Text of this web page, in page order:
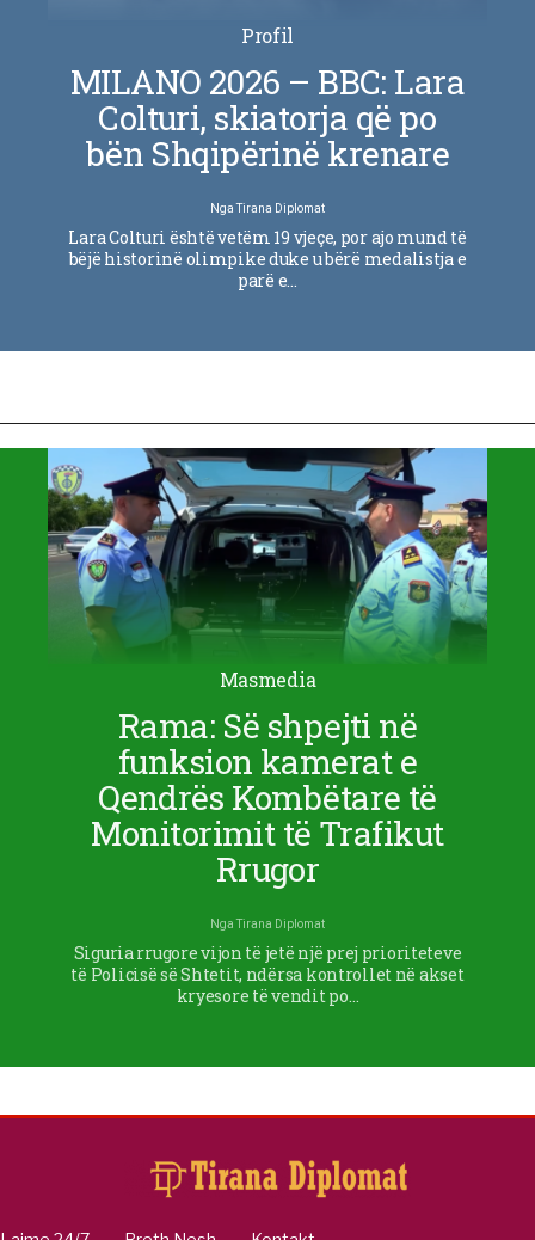
Profil
MILANO 2026 – BBC: Lara
Colturi, skiatorja që po
bën Shqipërinë krenare
NgaTirana Diplomat
Lara Colturi është vetëm 19 vjeçe, por ajo mund të
bëjë historinë olimpike duke u bërë medalistja e
parë e…
Masmedia
Rama: Së shpejti në
funksion kamerat e
Qendrës Kombëtare të
Monitorimit të Trafikut
Rrugor
NgaTirana Diplomat
Siguria rrugore vijon të jetë një prej prioriteteve
të Policisë së Shtetit, ndërsa kontrollet në akset
kryesore të vendit po…